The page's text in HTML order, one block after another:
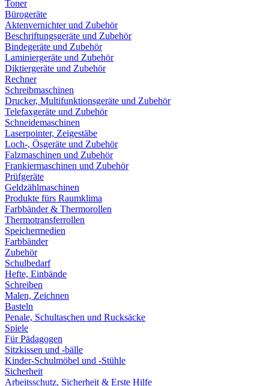
Toner
Bürogeräte
Aktenvernichter und Zubehör
Beschriftungsgeräte und Zubehör
Bindegeräte und Zubehör
Laminiergeräte und Zubehör
Diktiergeräte und Zubehör
Rechner
Schreibmaschinen
Drucker, Multifunktionsgeräte und Zubehör
Telefaxgeräte und Zubehör
Schneidemaschinen
Laserpointer, Zeigestäbe
Loch-, Ösgeräte und Zubehör
Falzmaschinen und Zubehör
Frankiermaschinen und Zubehör
Prüfgeräte
Geldzählmaschinen
Produkte fürs Raumklima
Farbbänder & Thermorollen
Thermotransferrollen
Speichermedien
Farbbänder
Zubehör
Schulbedarf
Hefte, Einbände
Schreiben
Malen, Zeichnen
Basteln
Penale, Schultaschen und Rucksäcke
Spiele
Für Pädagogen
Sitzkissen und -bälle
Kinder-Schulmöbel und -Stühle
Sicherheit
Arbeitsschutz, Sicherheit & Erste Hilfe